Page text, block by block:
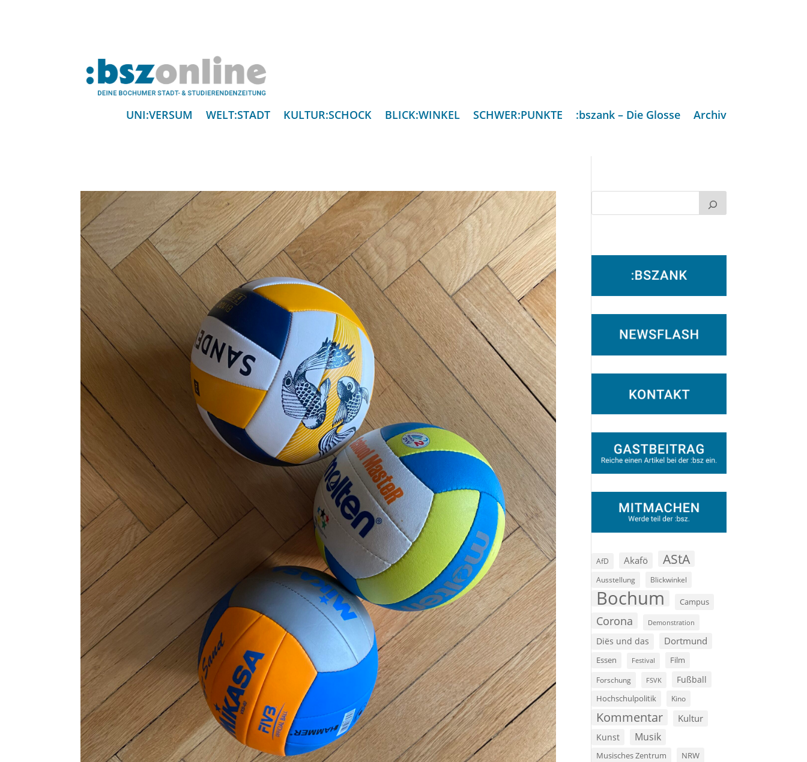
UNI:VERSUM WELT:STADT KULTUR:SCHOCK BLICK:WINKEL SCHWER:PUNKTE :bszank – Die Glosse Archiv
AfD Akafö AStA
Ausstellung Blickwinkel
Bochum Campus
Corona Demonstration
Diës und das Dortmund
Essen Festival Film
Forschung FSVK Fußball
Hochschulpolitik Kino
Kommentar Kultur
Kunst Musik
Musisches Zentrum NRW